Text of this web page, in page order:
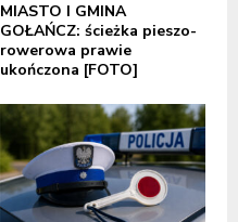
MIASTO I GMINA
GOŁAŃCZ: ścieżka pieszo-
rowerowa prawie
ukończona [FOTO]